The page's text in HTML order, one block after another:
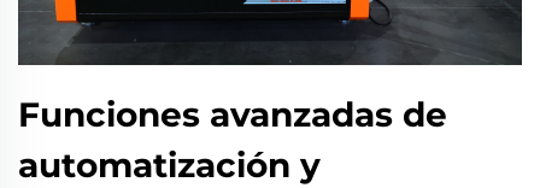
Funciones avanzadas de
automatización y